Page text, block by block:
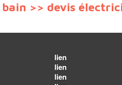
>> devis
lien
lien
lien